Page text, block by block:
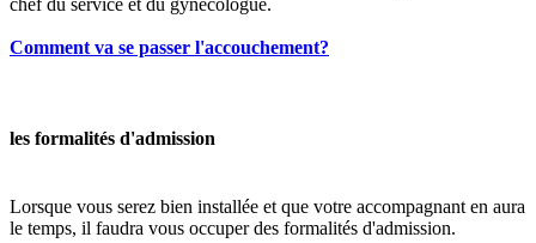
chef du service et du gynécologue.
Comment va se passer l'accouchement?
les formalités d'admission
Lorsque vous serez bien installée et que votre accompagnant en aura
le temps, il faudra vous occuper des formalités d'admission.